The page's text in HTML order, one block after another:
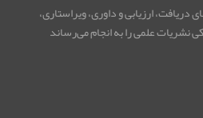
دریافت، ارزیابی و داوری، ویراستاری،
نشریات علمی را به انجام می‌رساند